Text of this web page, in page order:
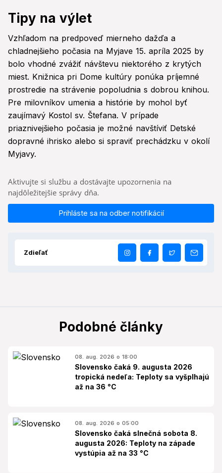
Tipy na výlet
Vzhľadom na predpoveď mierneho dažďa a
chladnejšieho počasia na Myjave 15. apríla 2025 by
bolo vhodné zvážiť návštevu niektorého z krytých
miest. Knižnica pri Dome kultúry ponúka príjemné
prostredie na strávenie popoludnia s dobrou knihou.
Pre milovníkov umenia a histórie by mohol byť
zaujímavý Kostol sv. Štefana. V prípade
priaznivejšieho počasia je možné navštíviť Detské
dopravné ihrisko alebo si spraviť prechádzku v okolí
Myjavy.
Aktivujte si službu a dostávajte upozornenia na
najdôležitejšie správy dňa.
Prihláste sa na odber notifikácií
Zdieľať
Podobné články
08. aug. 2026 o 18:00
Slovensko čaká 9. augusta 2026
tropická nedeľa: Teploty sa vyšplhajú
až na 36 °C
08. aug. 2026 o 05:00
Slovensko čaká slnečná sobota 8.
augusta 2026: Teploty na západe
vystúpia až na 33 °C